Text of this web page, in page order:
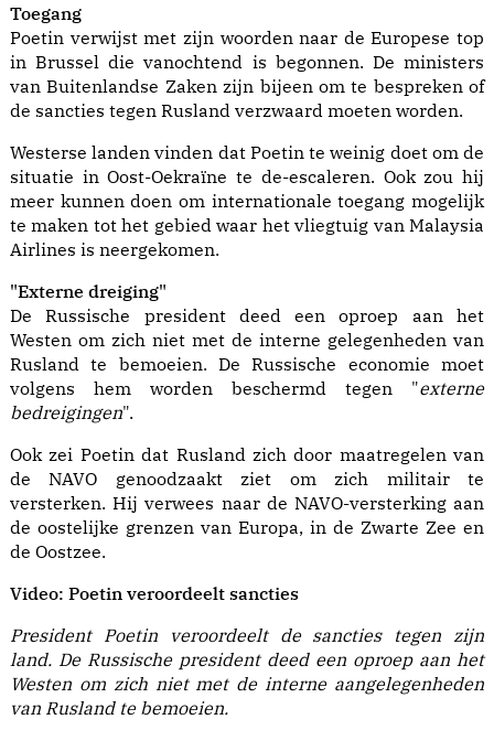
Toegang
Poetin verwijst met zijn woorden naar de Europese top
in Brussel die vanochtend is begonnen. De ministers
van Buitenlandse Zaken zijn bijeen om te bespreken of
de sancties tegen Rusland verzwaard moeten worden.
Westerse landen vinden dat Poetin te weinig doet om de
situatie in Oost-Oekraïne te de-escaleren. Ook zou hij
meer kunnen doen om internationale toegang mogelijk
te maken tot het gebied waar het vliegtuig van Malaysia
Airlines is neergekomen.
"Externe dreiging"
De Russische president deed een oproep aan het
Westen om zich niet met de interne gelegenheden van
Rusland te bemoeien. De Russische economie moet
volgens hem worden beschermd tegen "externe
bedreigingen".
Ook zei Poetin dat Rusland zich door maatregelen van
de NAVO genoodzaakt ziet om zich militair te
versterken. Hij verwees naar de NAVO-versterking aan
de oostelijke grenzen van Europa, in de Zwarte Zee en
de Oostzee.
Video: Poetin veroordeelt sancties
President Poetin veroordeelt de sancties tegen zijn
land. De Russische president deed een oproep aan het
Westen om zich niet met de interne aangelegenheden
van Rusland te bemoeien.